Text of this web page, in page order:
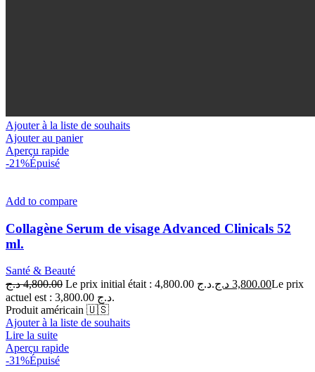
Ajouter à la liste de souhaits
Ajouter au panier
Aperçu rapide
-21%Épuisé
Add to compare
Collagène Serum de visage Advanced Clinicals 52
ml.
Santé & Beauté
4,800.00 د.ج Le prix initial était : 4,800.00 د.ج. 3,800.00 د.ج
Le prix
actuel est : 3,800.00 د.ج.
Produit américain 🇺🇸
Ajouter à la liste de souhaits
Lire la suite
Aperçu rapide
-31%Épuisé